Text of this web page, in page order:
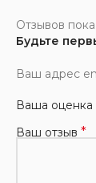
Отзывов
Будьте
Ваш адрес
Ваша оценка
Ваш отзыв *